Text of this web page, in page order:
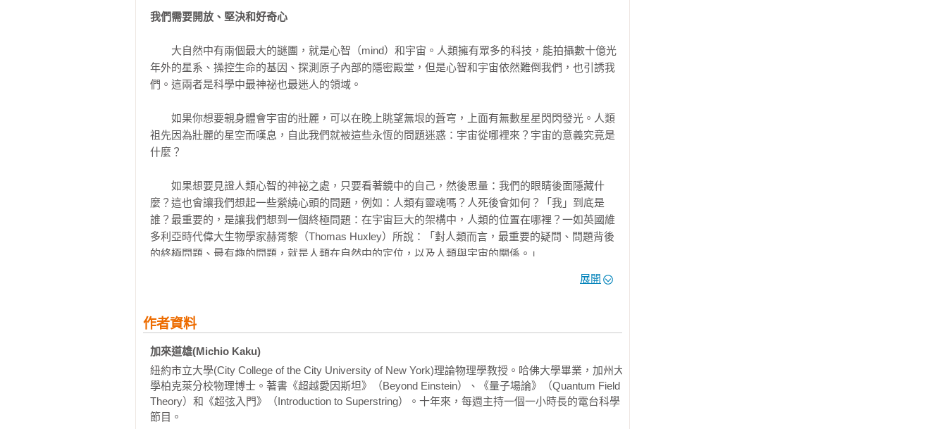
「本書讓人愛不釋手……加來道雄的思考遼闊遠大，他描繪出的遠景值得我們深思。」──《紐約時報
書評》
「加來道雄才氣洋溢……風采迷人……他談到智能替身和智慧機器人，但是這些人造物都無法勝過加
來道雄的魅力。」──英國《獨立報》（The Independent）
球郵報》（The Globe and Mail）
「行文流暢又讓人深思……會讓你驚嘆不久的將來，心智的力量會以我們幾乎想不到的方式改變生
活……加來道雄對於腦生物學、腦部掃描與測量工具的描述清晰、富教育性，又充滿想像力。」
──《華盛頓獨立書評》（Washington Independent Review of Book）
「腦的可能性研究常讓人摸不著頭緒……但這本書清晰易讀，讓你知道在瞬息萬變的時代中正在發生
「引人入勝……不凡的發現。」──《自然》（Nature）雜誌
「科幻迷讀這本書時可能會透不過氣，因為那些事情正在發生，真的正在發生了！一般讀者可能從來
沒想過腦是如此複雜並且充滿潛能，讀本書會讓心智大開。」──《書單》（Booklist）期刊
謝辭
我們需要開放、堅決和好奇心
大自然中有兩個最大的謎團，就是心智（mind）和宇宙。人類擁有眾多的科技，能拍攝數十億光
年外的星系、操控生命的基因、探測原子內部的隱密殿堂，但是心智和宇宙依然難倒我們，也引誘我
們。這兩者是科學中最神祕也最迷人的領域。
如果你想要親身體會宇宙的壯麗，可以在晚上眺望無垠的蒼穹，上面有無數星星閃閃發光。人類
祖先因為壯麗的星空而嘆息，自此我們就被這些永恆的問題迷惑：宇宙從哪裡來？宇宙的意義究竟是
什麼？
如果想要見證人類心智的神祕之處，只要看著鏡中的自己，然後思量：我們的眼睛後面隱藏什
麼？這也會讓我們想起一些縈繞心頭的問題，例如：人類有靈魂嗎？人死後會如何？「我」到底是
誰？最重要的，是讓我們想到一個終極問題：在宇宙巨大的架構中，人類的位置在哪裡？一如英國維
多利亞時代偉大生物學家赫胥黎（Thomas Huxley）所說：「對人類而言，最重要的疑問、問題背後
的終極問題、最有趣的問題，就是人類在自然中的定位，以及人類與宇宙的關係。」
在銀河系（Milky Way Galaxy）中約有一千億個恆星，和人類腦中神經元的數量差不多。你得穿
宙都是科學上最大的挑戰，但是這兩者之間的關連十分有趣。心智問題和宇宙問題根本南轅北轍，宇
問題則關注內在，在那裡我們可以找到最私密、最個人的希望和欲念。心智雖然和我們的思維緊緊相
繫，但是要清楚說明與解釋心智時，我們卻又經常一無所知。
雖然心智和宇宙在這方面可能彼此相反，但是它們也有相同的歷史與故事。遠古以來，心智和宇
宙的歷史就蒙上迷信和神祕外衣。占星學家宣稱找到了黃道上每個星座的意義，而顱相學家也宣稱找
展開
作者資料
加來道雄(Michio Kaku)
紐約市立大學(City College of the City University of New York)理論物理學教授。哈佛大學畢業，加州大
學柏克萊分校物理博士。著書《超越愛因斯坦》（Beyond Einstein）、《量子場論》（Quantum Field
Theory）和《超弦入門》（Introduction to Superstring）。十年來，每週主持一個一小時長的電台科學
節目。